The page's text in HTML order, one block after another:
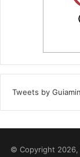
Tweets by
© Copyright